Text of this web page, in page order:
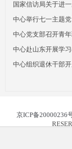
国家信访局关于进
中心举行七一主题
中心党支部召开青
中心赴山东开展学
中心组织退休干部
京ICP备20000236
传真：